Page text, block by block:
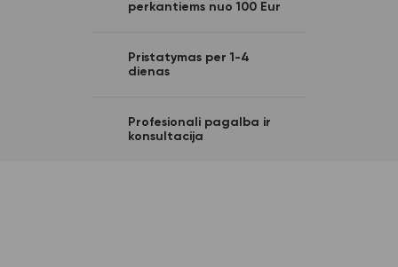
perkantiems nuo 100 Eur
Pristatymas per 1-4
dienas
Profesionali pagalba ir
konsultacija